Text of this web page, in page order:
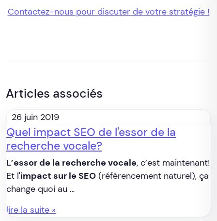
Contactez-nous pour discuter de votre stratégie !
Articles associés
26 juin 2019
Quel impact SEO de l'essor de la
recherche vocale?
L’essor de la recherche vocale, c’est maintenant!
Et l'impact sur le SEO (référencement naturel), ça
change quoi au …
lire la suite »